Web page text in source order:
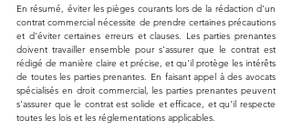
En résumé, éviter les pièges courants lors de la rédaction d'un
contrat commercial nécessite de prendre certaines précautions
et d'éviter certaines erreurs et clauses. Les parties prenantes
doivent travailler ensemble pour s'assurer que le contrat est
rédigé de manière claire et précise, et qu'il protège les intérêts
de toutes les parties prenantes. En faisant appel à des avocats
spécialisés en droit commercial, les parties prenantes peuvent
s'assurer que le contrat est solide et efficace, et qu'il respecte
toutes les lois et les réglementations applicables.